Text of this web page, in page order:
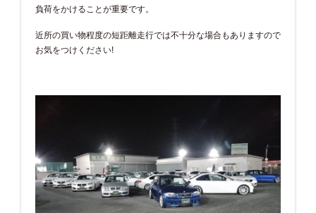
負荷をかけることが重要です。
近所の買い物程度の短距離走行では不十分な場合もありますので
お気をつけください!